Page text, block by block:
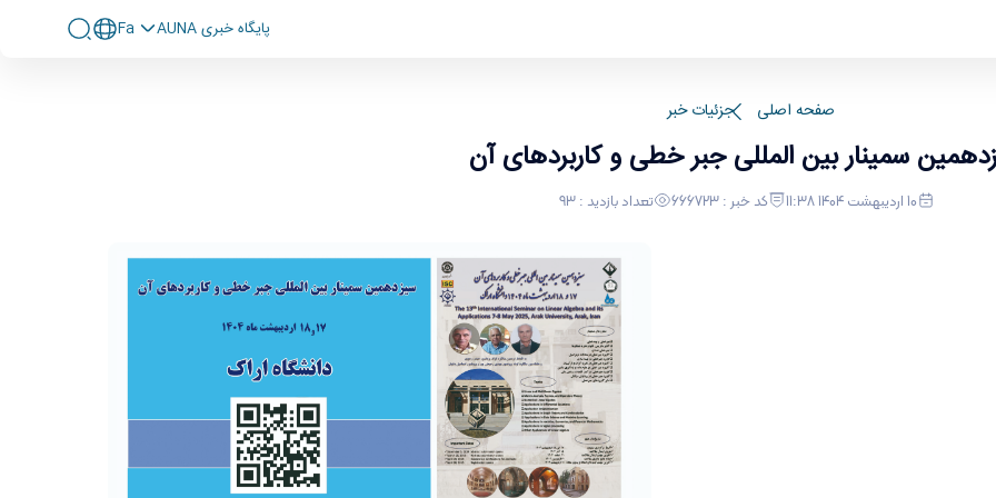
پايگاه خبری AUNA Fa
صفحه اصلی جزئیات خبر
سمینار بین المللی جبر خطی و کاربردهای آن
10 اردیبهشت 1404 11:38 کد خبر : 666723 تعداد بازدید : 93